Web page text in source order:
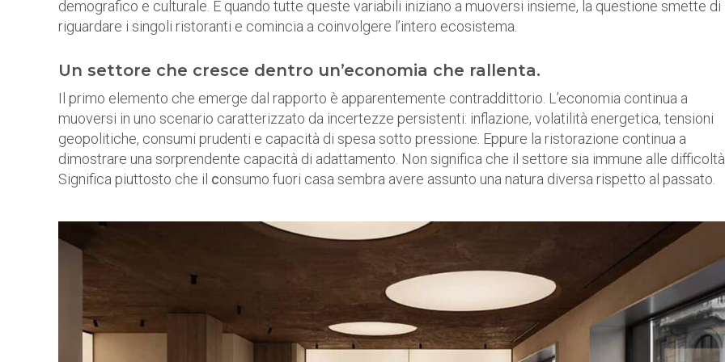
demografico e culturale. E quando tutte queste variabili iniziano a muoversi insieme, la questione smette di
riguardare i singoli ristoranti e comincia a coinvolgere l’intero ecosistema.
Un settore che cresce dentro un’economia che rallenta.
Il primo elemento che emerge dal rapporto è apparentemente contraddittorio. L’economia continua a
muoversi in uno scenario caratterizzato da incertezze persistenti: inflazione, volatilità energetica, tensioni
geopolitiche, consumi prudenti e capacità di spesa sotto pressione. Eppure la ristorazione continua a
dimostrare una sorprendente capacità di adattamento. Non significa che il settore sia immune alle
Significa piuttosto che il consumo fuori casa sembra avere assunto una natura diversa rispetto al passato.